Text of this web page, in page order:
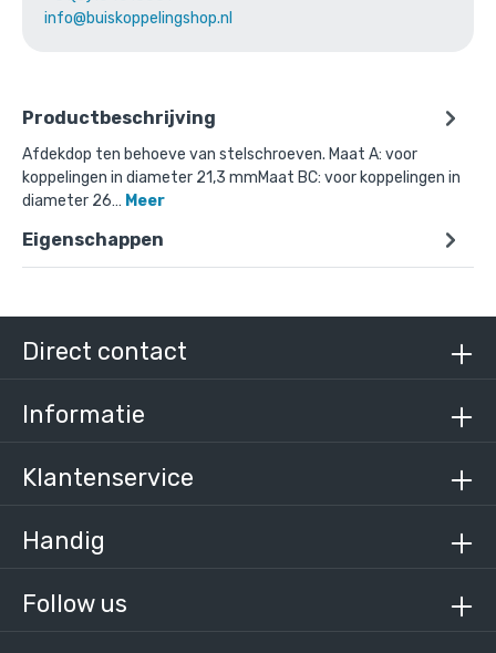
info@buiskoppelingshop.nl
Productbeschrijving
Afdekdop ten behoeve van stelschroeven. Maat A: voor
koppelingen in diameter 21,3 mmMaat BC: voor koppelingen in
diameter 26… Meer
Eigenschappen
Follow us
Direct contact
Informatie
Klantenservice
Handig